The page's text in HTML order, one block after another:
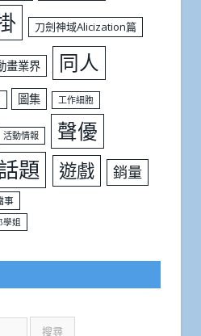
刀劍神域Alicization篇
畫業界 同人
圖集 工作細胞
活動情報 聲優
題 遊戲 銷量
事
學姐